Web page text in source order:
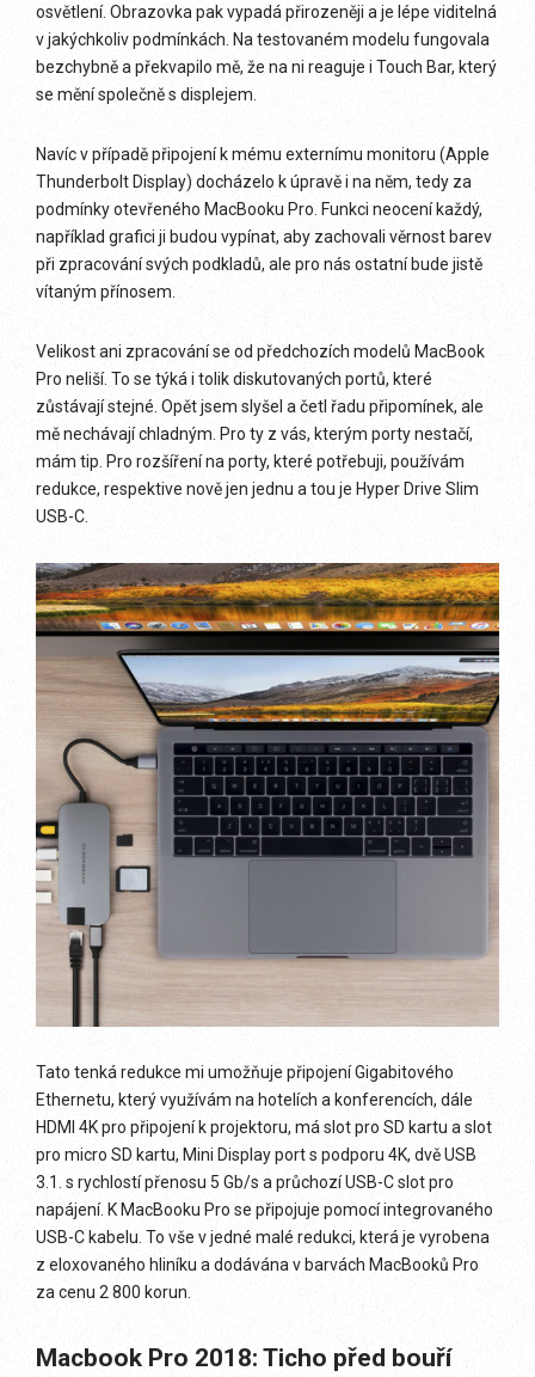
osvětlení. Obrazovka pak vypadá přirozeněji a je lépe viditelná
v jakýchkoliv podmínkách. Na testovaném modelu fungovala
bezchybně a překvapilo mě, že na ni reaguje i Touch Bar, který
se mění společně s displejem.
Navíc v případě připojení k mému externímu monitoru (Apple
Thunderbolt Display) docházelo k úpravě i na něm, tedy za
podmínky otevřeného MacBooku Pro. Funkci neocení každý,
například grafici ji budou vypínat, aby zachovali věrnost barev
při zpracování svých podkladů, ale pro nás ostatní bude jistě
vítaným přínosem.
Velikost ani zpracování se od předchozích modelů MacBook
Pro neliší. To se týká i tolik diskutovaných portů, které
zůstávají stejné. Opět jsem slyšel a četl řadu připomínek, ale
mě nechávají chladným. Pro ty z vás, kterým porty nestačí,
mám tip. Pro rozšíření na porty, které potřebuji, používám
redukce, respektive nově jen jednu a tou je Hyper Drive Slim
USB-C.
Tato tenká redukce mi umožňuje připojení Gigabitového
Ethernetu, který využívám na hotelích a konferencích, dále
HDMI 4K pro připojení k projektoru, má slot pro SD kartu a slot
pro micro SD kartu, Mini Display port s podporu 4K, dvě USB
3.1. s rychlostí přenosu 5 Gb/s a průchozí USB-C slot pro
napájení. K MacBooku Pro se připojuje pomocí integrovaného
USB-C kabelu. To vše v jedné malé redukci, která je vyrobena
z eloxovaného hliníku a dodávána v barvách MacBooků Pro
za cenu 2 800 korun.
Macbook Pro 2018: Ticho před bouří